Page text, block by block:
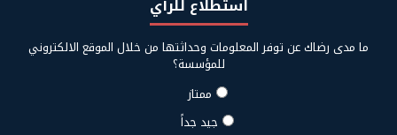
استطلاع للرأي
ما مدى رضاك عن توفر المعلومات وحداثتها من خلال الموقع الالكتروني
للمؤسسة؟
ممتاز
جيد جداً